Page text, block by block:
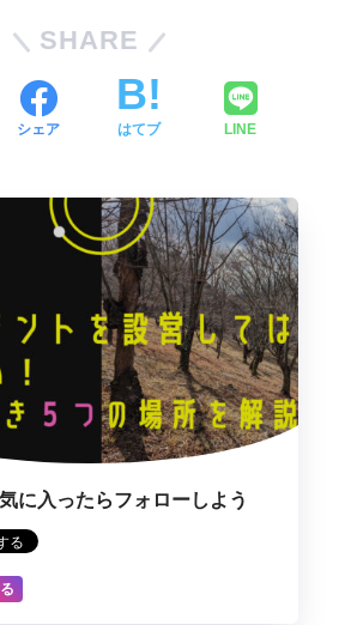
SHARE
シェア はてブ LINE
に入ったらフォローしよう